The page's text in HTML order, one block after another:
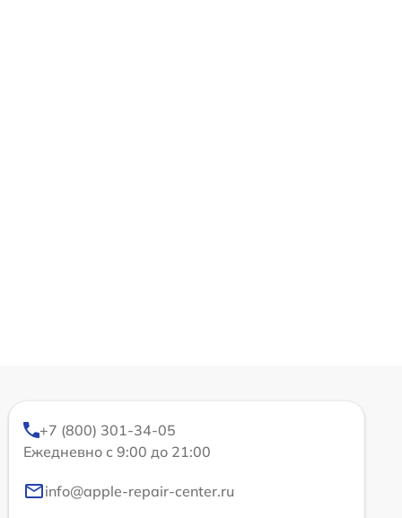
+7 (800) 301-34-05
Ежедневно с 9:00 до 21:00
info@apple-repair-center.ru